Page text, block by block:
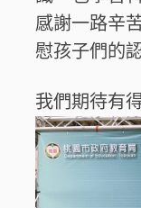
感謝一路辛
慰孩子們的
我們期待有